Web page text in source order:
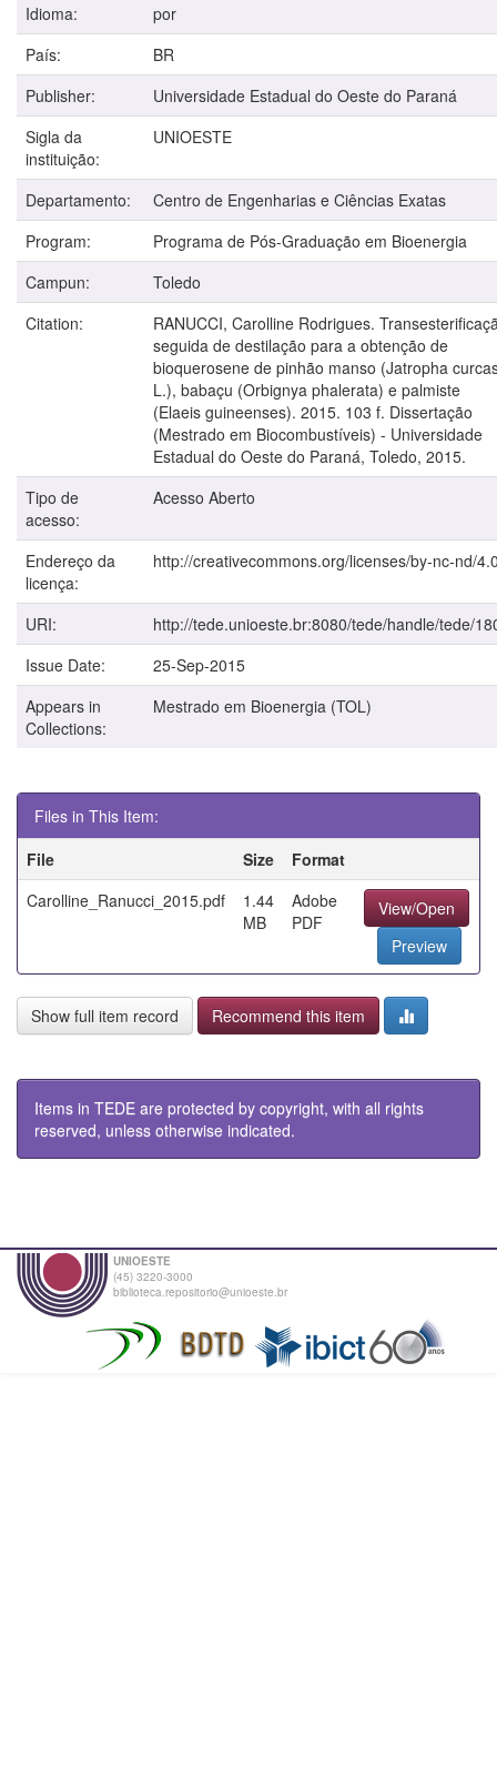
Idioma:
por
País:
BR
Publisher:
Universidade Estadual do Oeste do Paraná
Sigla da
instituição:
UNIOESTE
Departamento:
Centro de Engenharias e Ciências Exatas
Program:
Programa de Pós-Graduação em Bioenergia
Campun:
Toledo
Citation:
RANUCCI, Carolline Rodrigues.
seguida de destilação para a obtenção de
bioquerosene de pinhão manso (Jatropha
L.), babaçu (Orbignya phalerata) e palmiste
(Elaeis guineenses). 2015. 103 f. Dissertação
(Mestrado em Biocombustíveis) - Universidade
Estadual do Oeste do Paraná, Toledo, 2015.
Tipo de
acesso:
Acesso Aberto
Endereço da
licença:
http://creativecommons.org/licenses/by-nc-nd/
URI:
http://tede.unioeste.br:8080/tede/handle/tede/
Issue Date:
25-Sep-2015
Appears in
Collections:
Mestrado em Bioenergia (TOL)
Files in This Item:
File
Size
Format
Carolline_Ranucci_2015.pdf
1.44
MB
Adobe
PDF
View/Open
Preview
Show full item record Recommend this item
Items in TEDE are protected by copyright, with all rights
reserved, unless otherwise indicated.
UNIOESTE
(45) 3220-3000
biblioteca.repositorio@unioeste.br